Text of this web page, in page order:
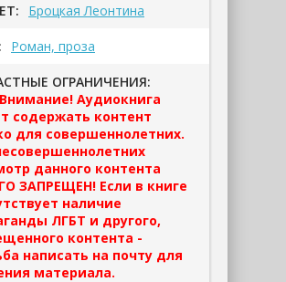
Броцкая Леонтина
Роман, проза
ОГРАНИЧЕНИЯ:
Аудиокнига
содержать контент
для совершеннолетних.
данного контента
ЗАПРЕЩЕН! Если в книге
наличие
ЛГБТ и другого,
контента -
написать на почту для
материала.